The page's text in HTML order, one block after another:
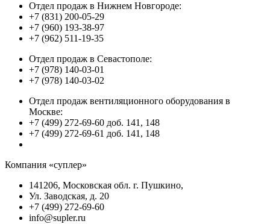
Отдел продаж в Нижнем Новгороде:
+7 (831) 200-05-29
+7 (960) 193-38-97
+7 (962) 511-19-35
Отдел продаж в Севастополе:
+7 (978) 140-03-01
+7 (978) 140-03-02
Отдел продаж вентиляционного оборудования в
Москве:
+7 (499) 272-69-60 доб. 141, 148
+7 (499) 272-69-61 доб. 141, 148
Компания «суплер»
141206, Московская обл. г. Пушкино,
Ул. Заводская, д. 20
+7 (499) 272-69-60
info@supler.ru